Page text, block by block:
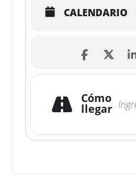
CALENDARIO
Cómo
llegar